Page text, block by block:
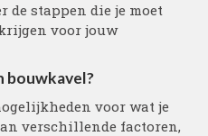
de stappen die je moet
voor jouw
bouwkavel?
voor wat je
verschillende factoren,